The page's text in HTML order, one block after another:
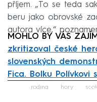
příjem. „To se teda
beru jako obrovské
autora více,“
MOHLO BY VÁS
zkritizoval české
slovenských
Fica. Bolku Polívkovi
rodina hory